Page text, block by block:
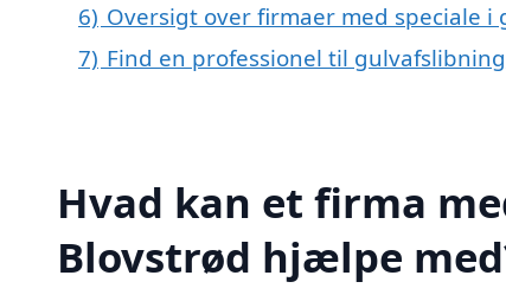
6) Oversigt over firmaer med speciale
7) Find en professionel til
Hvad kan et firma
Blovstrød hjælpe